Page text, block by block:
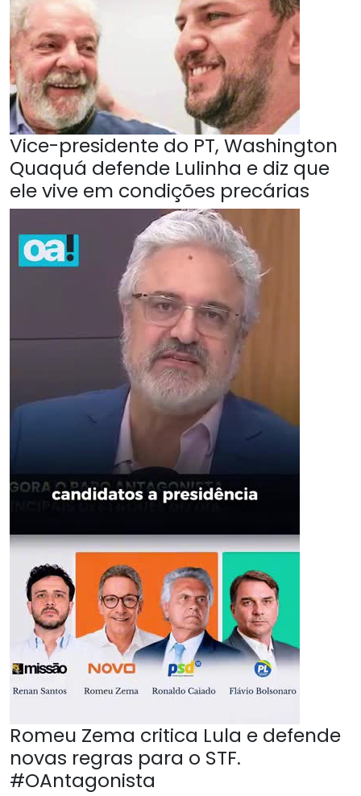
Vice-presidente do PT, Washington
Quaquá defende Lulinha e diz que
ele vive em condições precárias
Romeu Zema critica Lula e defende
novas regras para o STF.
#OAntagonista